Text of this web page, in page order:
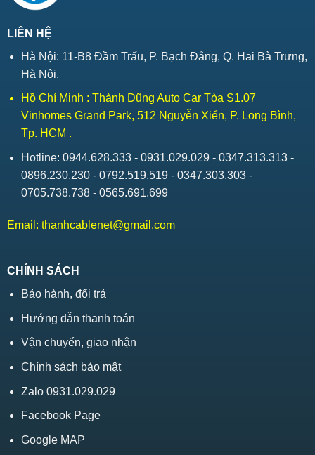
LIÊN HỆ
Hà Nội: 11-B8 Đầm Trấu, P. Bạch Đằng, Q. Hai Bà Trưng,
Hà Nội.
Hồ Chí Minh : Thành Dũng Auto Car Tòa S1.07
Vinhomes Grand Park, 512 Nguyễn Xiển, P. Long Bình,
Tp. HCM .
Hotline: 0944.628.333 - 0931.029.029 - 0347.313.313 -
0896.230.230 - 0792.519.519 - 0347.303.303 -
0705.738.738 - 0565.691.699
Email: thanhcablenet@gmail.com
CHÍNH SÁCH
Bảo hành, đổi trả
Hướng dẫn thanh toán
Vận chuyển, giao nhận
Chính sách bảo mật
Zalo 0931.029.029
Facebook Page
Google MAP